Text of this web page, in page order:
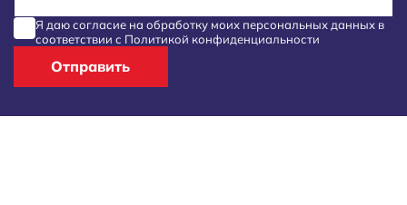
Я даю согласие на обработку моих персональных данных в
соответствии с Политикой конфиденциальности
Отправить